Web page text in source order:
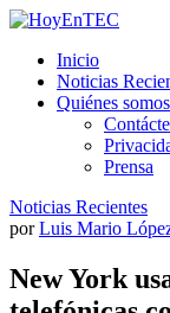
Saltar
contenido.
Inicio
Noticias
Quiénes somos
Prensa
Noticias Recientes
porLuis Mario
New York